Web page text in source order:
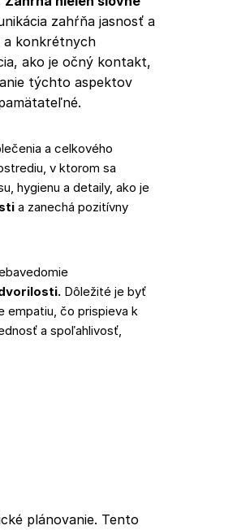
zahŕňa jasnosť a
a konkrétnych
, ako je očný kontakt,
týchto aspektov
a celkového
v ktorom sa
hygienu a detaily, ako je
a zanechá pozitívny
Dôležité je byť
empatiu, čo prispieva k
a spoľahlivosť,
plánovanie. Tento